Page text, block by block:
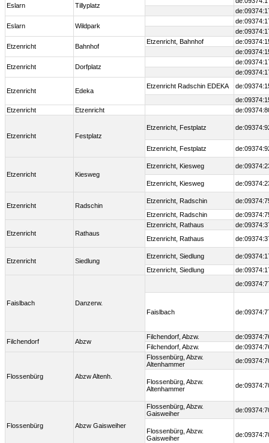
Eslarn Tillyplatz
Eslarn Wildpark
Etzenricht Bahnhof
Etzenricht, Bahnhof
Etzenricht Dorfplatz
Etzenricht Edeka
Etzenricht Radschin EDEKA
Etzenricht
Etzenricht
Etzenricht Festplatz
Etzenricht, Festplatz
Etzenricht, Festplatz
Etzenricht Kiesweg
Etzenricht, Kiesweg
Etzenricht, Kiesweg
Etzenricht Radschin
Etzenricht, Radschin
Etzenricht, Radschin
Etzenricht Rathaus
Etzenricht, Rathaus
Etzenricht, Rathaus
Etzenricht Siedlung
Etzenricht, Siedlung
Etzenricht, Siedlung
Faislbach Danzerw.
Faislbach
Filchendorf Abzw
Filchendorf, Abzw.
Filchendorf, Abzw.
Flossenbürg Abzw Altenh.
Flossenbürg, Abzw.
Altenhammer
Flossenbürg, Abzw.
Altenhammer
Flossenbürg Abzw Gaisweiher
Flossenbürg, Abzw.
Gaisweiher
Flossenbürg, Abzw.
Gaisweiher